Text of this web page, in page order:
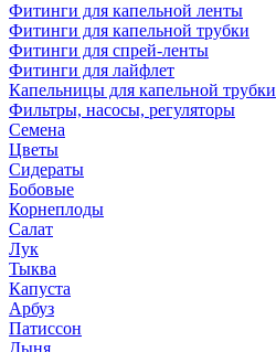
Фитинги для капельной ленты
Фитинги для капельной трубки
Фитинги для спрей-ленты
Фитинги для лайфлет
Капельницы для капельной трубки
Фильтры, насосы, регуляторы
Семена
Цветы
Сидераты
Бобовые
Корнеплоды
Салат
Лук
Тыква
Капуста
Арбуз
Патиссон
Дыня